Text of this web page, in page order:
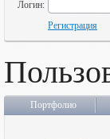
Логин:
Регистрация
Портфолио